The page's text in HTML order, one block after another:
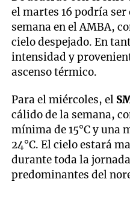
el martes 16 podría
semana en el AMBA,
cielo despejado. En
intensidad y
ascenso térmico.
Para el miércoles, el
cálido de la semana,
mínima de 15°C y una
24°C. El cielo estará
durante toda la
predominantes del